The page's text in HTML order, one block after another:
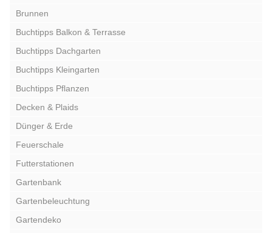
Brunnen
Buchtipps Balkon & Terrasse
Buchtipps Dachgarten
Buchtipps Kleingarten
Buchtipps Pflanzen
Decken & Plaids
Dünger & Erde
Feuerschale
Futterstationen
Gartenbank
Gartenbeleuchtung
Gartendeko